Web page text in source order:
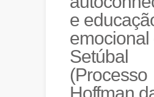
e
emocional
Setúbal
(Processo